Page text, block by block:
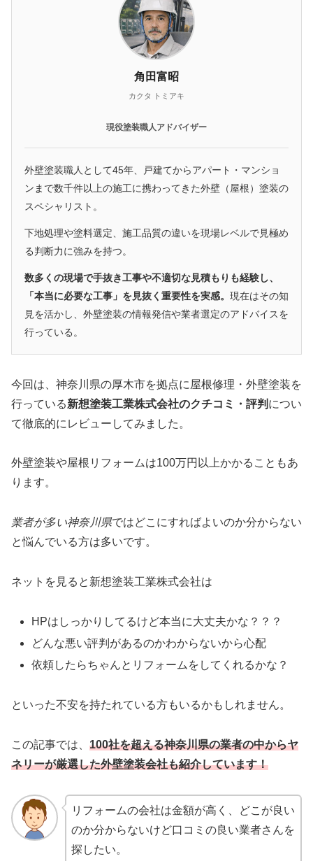
角田富昭
カクタ トミアキ
現役塗装職人アドバイザー
外壁塗装職人として45年、戸建てからアパート・マンショ
ンまで数千件以上の施工に携わってきた外壁（屋根）塗装の
スペシャリスト。
下地処理や塗料選定、施工品質の違いを現場レベルで見極め
る判断力に強みを持つ。
数多くの現場で手抜き工事や不適切な見積もりも経験し、
「本当に必要な工事」を見抜く重要性を実感。 現在はその知
見を活かし、外壁塗装の情報発信や業者選定のアドバイスを
行っている。
今回は、神奈川県の厚木市を拠点に屋根修理・外壁塗装を
行っている新想塗装工業株式会社のクチコミ・評判 につい
て徹底的にレビューしてみました。
外壁塗装や屋根リフォームは100万円以上かかることもあ
ります。
業者が多い神奈川県ではどこにすればよいのか分からない
と悩んでいる方は多いです。
ネットを見ると新想塗装工業株式会社は
HPはしっかりしてるけど本当に大丈夫かな？？？
どんな悪い評判があるのかわからないから心配
依頼したらちゃんとリフォームをしてくれるかな？
といった不安を持たれている方もいるかもしれません。
この記事では、 100社を超える神奈川県の業者の中からヤ
ネリーが厳選した外壁塗装会社も紹介しています！
リフォームの会社は金額が高く、どこが良い
のか分からないけど口コミの良い業者さんを
探したい。